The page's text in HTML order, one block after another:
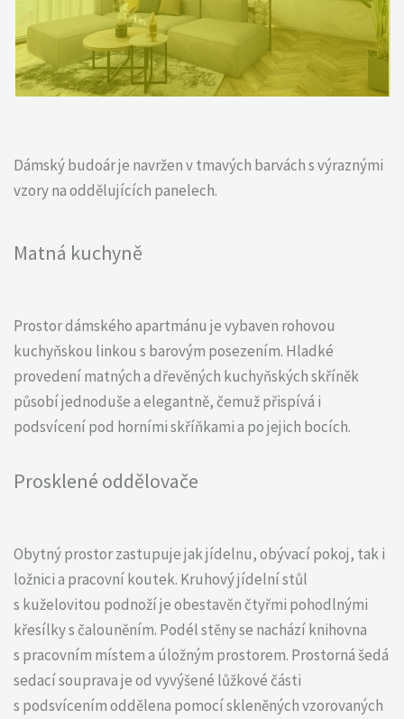
Dámský budoár je navržen v tmavých barvách s výraznými
vzory na oddělujících panelech.
Matná kuchyně
Prostor dámského apartmánu je vybaven rohovou
kuchyňskou linkou s barovým posezením. Hladké
provedení matných a dřevěných kuchyňských skříněk
působí jednoduše a elegantně, čemuž přispívá i
podsvícení pod horními skříňkami a po jejich bocích.
Prosklené oddělovače
Obytný prostor zastupuje jak jídelnu, obývací pokoj, tak i
ložnici a pracovní koutek. Kruhový jídelní stůl
s kuželovitou podnoží je obestavěn čtyřmi pohodlnými
křesílky s čalouněním. Podél stěny se nachází knihovna
s pracovním místem a úložným prostorem. Prostorná šedá
sedací souprava je od vyvýšené lůžkové části
s podsvícením oddělena pomocí skleněných vzorovaných